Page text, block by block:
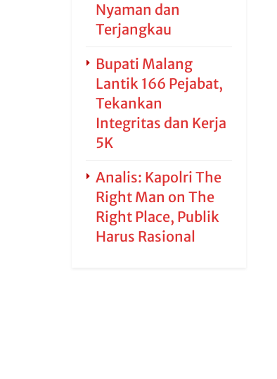
Nyaman dan
Terjangkau
Bupati Malang
Lantik 166 Pejabat,
Tekankan
Integritas dan Kerja
5K
Analis: Kapolri The
Right Man on The
Right Place, Publik
Harus Rasional